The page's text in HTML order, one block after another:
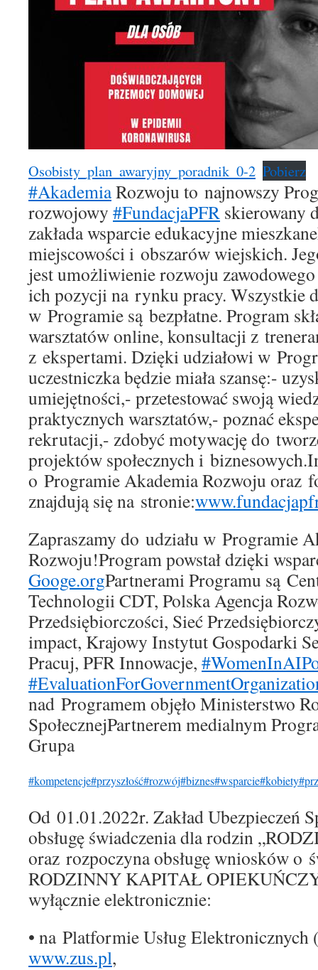
Osobisty_plan_awaryjny_poradnik_0-2 Pobierz
#AkademiaRozwoju to najnowszy
rozwojowy #FundacjaPFR skierowany
zakłada wsparcie edukacyjne
miejscowości i obszarów wiejskich.
jest umożliwienie rozwoju
ich pozycji na rynku pracy. Wszystkie
w Programie są bezpłatne. Program
warsztatów online, konsultacji z
z ekspertami. Dzięki udziałowi w
uczestniczka będzie miała szansę:-
umiejętności,- przetestować swoją
praktycznych warsztatów,- poznać
rekrutacji,- zdobyć motywację do
projektów społecznych i
o Programie Akademia Rozwoju oraz
znajdują się na stronie:
Zapraszamy do udziału w Programie
Rozwoju!Program powstał dzięki
Googe.orgPartnerami Programu są
Technologii CDT, Polska Agencja
Przedsiębiorczości, Sieć
impact, Krajowy Instytut Gospodarki
Pracuj, PFR Innowacje,
nad Programem objęło Ministerstwo
SpołecznejPartnerem medialnym
Grupa
#kompetencje#przyszłość#rozwój#biznes#wsparcie#kobiety
Od 01.01.2022r. Zakład Ubezpieczeń
obsługę świadczenia dla rodzin
oraz rozpoczyna obsługę wniosków o
RODZINNY KAPITAŁ
wyłącznie elektronicznie:
• na Platformie Usług
www.zus.pl,